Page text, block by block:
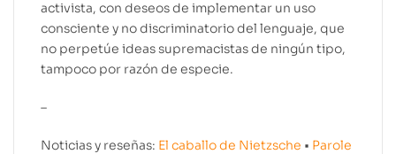
activista, con deseos de implementar un uso
consciente y no discriminatorio del lenguaje, que
no perpetúe ideas supremacistas de ningún tipo,
tampoco por razón de especie.
–
Noticias y reseñas: El caballo de Nietzsche • Parole